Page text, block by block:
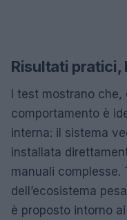
Risultati pratici,
I test mostrano
comportamento è
interna: il sistema
installata
manuali complesse.
dell’ecosistema
è proposto intorno